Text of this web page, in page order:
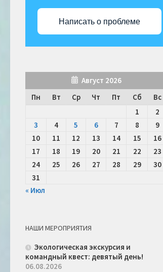
Написать о проблеме
Август 2026
Пн
Вт Ср Чт Пт Сб
Вс
1
2
3
4 5 6 7 8
9
10
11 12 13 14 15
16
17
18 19 20 21 22
23
24
25 26 27 28 29
30
31
« Июл
НАШИ МЕРОПРИЯТИЯ
Экологическая экскурсия и
командный квест: девятый день!
06.08.2026